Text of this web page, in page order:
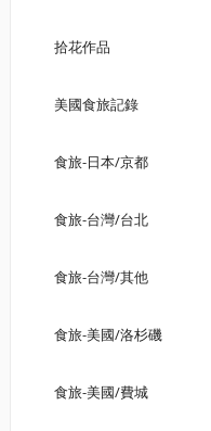
拾花作品
美國食旅記錄
食旅-日本/京都
食旅-台灣/台北
食旅-台灣/其他
食旅-美國/洛杉磯
食旅-美國/費城